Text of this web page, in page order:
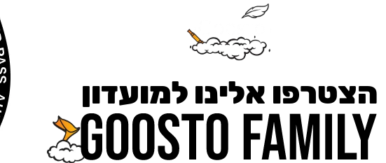
הצטרפו אלינו למועדון